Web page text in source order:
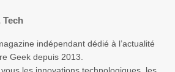
Tech
indépendant dédié à l’actualité
Geek depuis 2013.